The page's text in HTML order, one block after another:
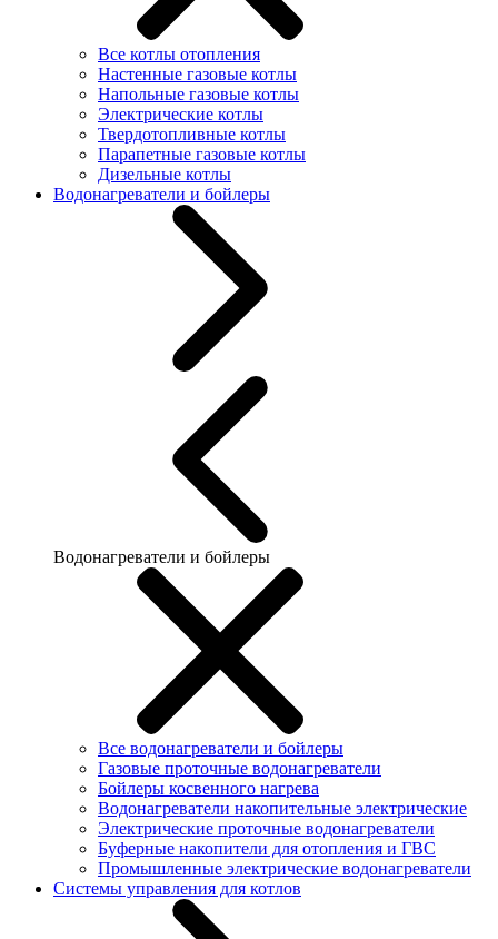
Все котлы отопления
Настенные газовые котлы
Напольные газовые котлы
Электрические котлы
Твердотопливные котлы
Парапетные газовые котлы
Дизельные котлы
Водонагреватели и бойлеры
Водонагреватели и бойлеры
Все водонагреватели и бойлеры
Газовые проточные водонагреватели
Бойлеры косвенного нагрева
Водонагреватели накопительные электрические
Электрические проточные водонагреватели
Буферные накопители для отопления и ГВС
Промышленные электрические водонагреватели
Системы управления для котлов